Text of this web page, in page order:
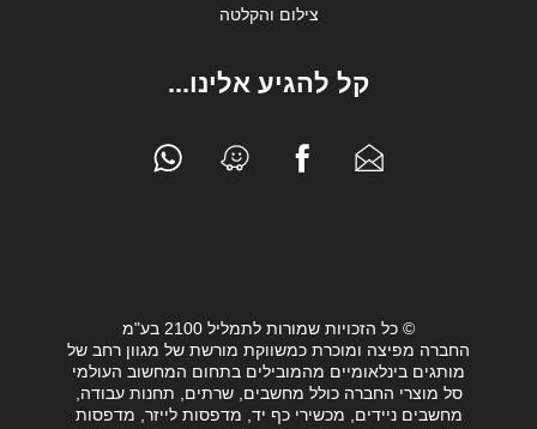
צילום והקלטה
קל להגיע אלינו...
© כל הזכויות שמורות לתמליל 2100 בע"מ
החברה מפיצה ומוכרת כמשווקת מורשת של מגוון רחב של
מותגים בינלאומיים מהמובילים בתחום המחשוב העולמי
סל מוצרי החברה כולל מחשבים, שרתים, תחנות עבודה,
מחשבים ניידים, מכשירי כף יד, מדפסות לייזר, מדפסות